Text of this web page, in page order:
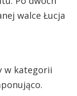
walce Łucja
w kategorii